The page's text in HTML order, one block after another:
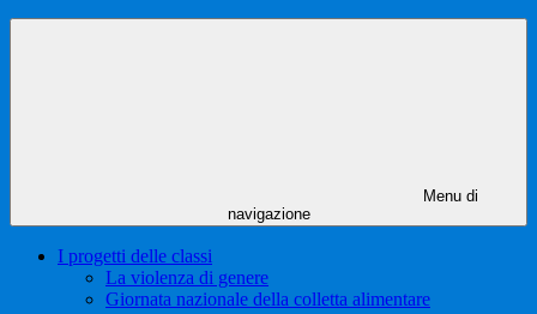
Menu di
navigazione
I progetti delle classi
La violenza di genere
Giornata nazionale della colletta alimentare